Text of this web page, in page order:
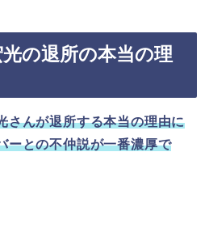
の退所の本当の理
さんが退所する本当の理由に
ーとの不仲説が一番濃厚で